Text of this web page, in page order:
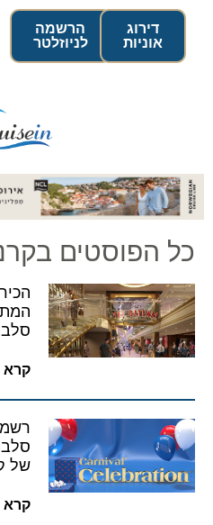
הרשמה
לניוזלטר
דירוג
אוניות
כל הפוסטים
קרא
של
קרא